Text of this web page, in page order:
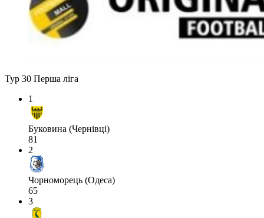
Тур 30 Перша ліга
1
Буковина (Чернівці)
81
2
Чорноморець (Одеса)
65
3